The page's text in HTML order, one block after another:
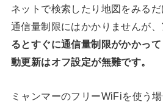
ネットで検索したり地図をみる
通信量制限にはかかりませんが、
るとすぐに通信量制限がかかっ
動更新はオフ設定が無難です。
ミャンマーのフリーWiFiを使う